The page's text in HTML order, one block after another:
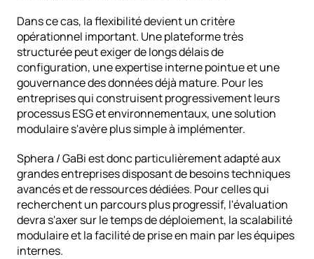
Dans ce cas, la flexibilité devient un critère
opérationnel important. Une plateforme très
structurée peut exiger de longs délais de
configuration, une expertise interne pointue et une
gouvernance des données déjà mature. Pour les
entreprises qui construisent progressivement leurs
processus ESG et environnementaux, une solution
modulaire s'avère plus simple à implémenter.
Sphera / GaBi est donc particulièrement adapté aux
grandes entreprises disposant de besoins techniques
avancés et de ressources dédiées. Pour celles qui
recherchent un parcours plus progressif, l'évaluation
devra s'axer sur le temps de déploiement, la scalabilité
modulaire et la facilité de prise en main par les équipes
internes.